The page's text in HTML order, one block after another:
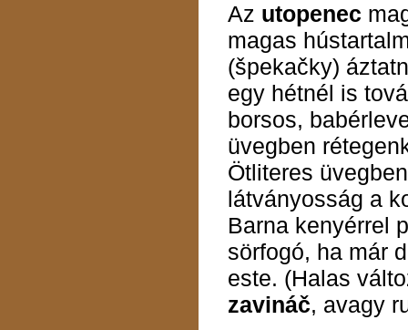
Az utopenec
magas
(špekačky)
egy hétnél is
borsos,
üvegben
Ötliteres
látványosság a
Barna kenyérrel
sörfogó, ha már
este. (Halas
zavináč, avagy